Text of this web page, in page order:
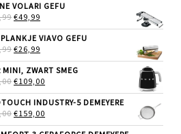
VOLARI GEFU
OORSPRONKELIJKE
WAS:
€69,99.
€49,99
IS:
VIAVO GEFU
OORSPRONKELIJKE
WAS:
€39,99.
€26,99
IS:
€26,99.
MINI, ZWART SMEG
OORSPRONKELIJKE
WAS:
€129,00.
€109,00
IS:
INDUSTRY-5 DEMEYERE
OORSPRONKELIJKE
€159,00